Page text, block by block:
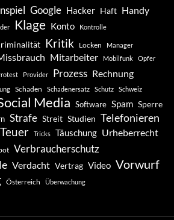
Google Hacker Haft Handy
Klage Konto Kontrolle
Kritik Locken Manager
Mitarbeiter Mobilfunk Opfer
Provider Prozess Rechnung
Schaden Schadenersatz Schutz Schweiz
Media Software Spam Sperre
Strafe Streit Studien Telefonieren
Teuer Tricks Täuschung Urheberrecht
Verbraucherschutz
Verdacht Vertrag Video Vorwurf
Österreich Überwachung